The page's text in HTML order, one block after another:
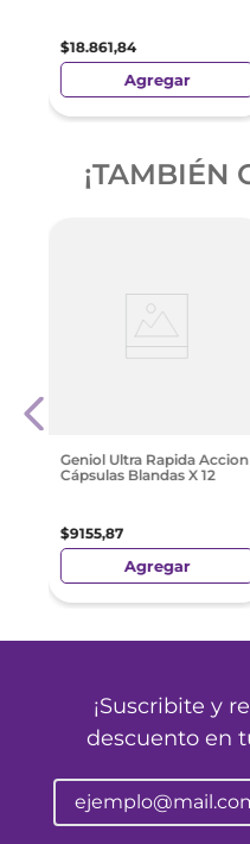
$18.861,84
Agregar
¡TAMBIÉN
Geniol Ultra Rapida Accion
Cápsulas Blandas X 12
$9155,87
Agregar
¡Suscribite y
descuento en